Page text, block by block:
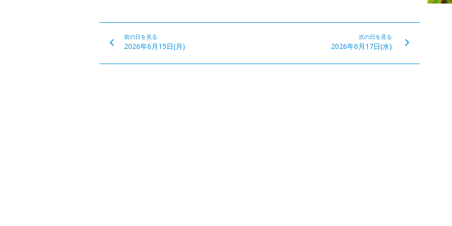
前の日を見る
2026年6月15日(月)
次の日を見る
2026年6月17日(水)